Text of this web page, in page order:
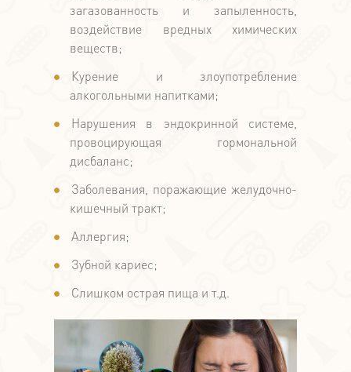
загазованность и запыленность,
воздействие вредных химических
веществ;
Курение и злоупотребление
алкогольными напитками;
Нарушения в эндокринной системе,
провоцирующая гормональной
дисбаланс;
Заболевания, поражающие желудочно-
кишечный тракт;
Аллергия;
Зубной кариес;
Слишком острая пища и т.д.